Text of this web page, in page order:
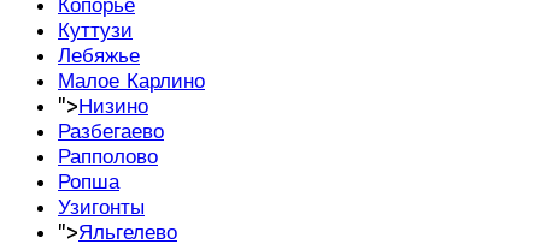
Копорье
Куттузи
Лебяжье
Малое Карлино
">Низино
Разбегаево
Рапполово
Ропша
Узигонты
">Яльгелево